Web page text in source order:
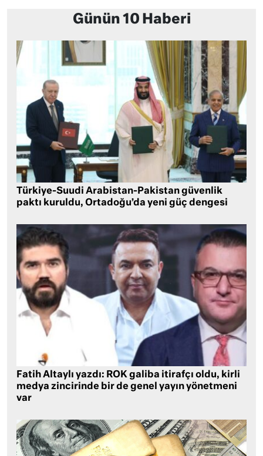
Günün 10 Haberi
Türkiye-Suudi Arabistan-Pakistan güvenlik
paktı kuruldu, Ortadoğu’da yeni güç dengesi
Fatih Altaylı yazdı: ROK galiba itirafçı oldu, kirli
medya zincirinde bir de genel yayın yönetmeni
var